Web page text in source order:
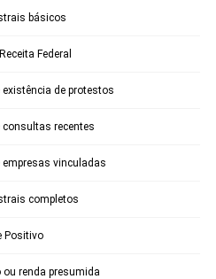
básicos
Federal
de protestos
consultas recentes
empresas vinculadas
completos
Positivo
renda presumida